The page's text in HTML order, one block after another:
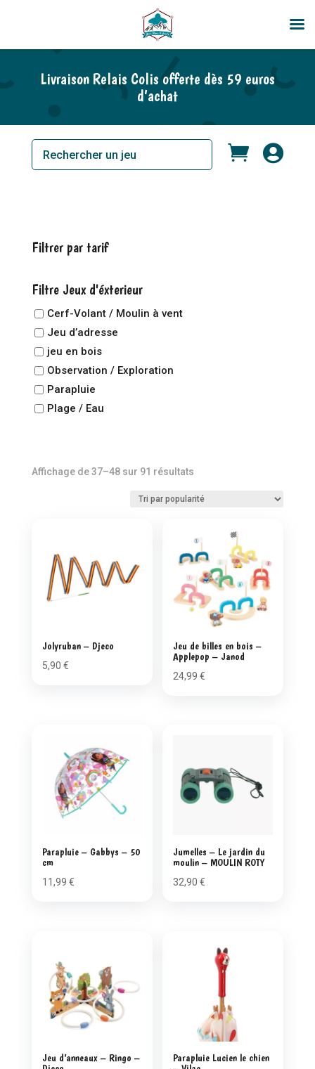
Livraison Relais Colis offerte dès 59 euros
d’achat
 
Filtrer par tarif
Filtre Jeux d'éxterieur
Cerf-Volant / Moulin à vent
Jeu d’adresse
jeu en bois
Observation / Exploration
Parapluie
Plage / Eau
Affichage de 37–48 sur 91 résultatsTrié
Jolyruban – Djeco
5,90 €
Jeu de billes en bois –
Applepop – Janod
24,99€
Parapluie – Gabbys – 50
cm
11,99 €
Jumelles – Le jardin du
moulin – MOULIN ROTY
32,90€
Jeu d’anneaux – Ringo –
Parapluie Lucien le chien